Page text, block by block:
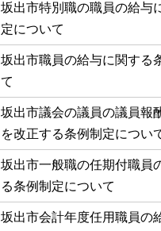
坂出市特別職の職員の給与
定について
坂出市職員の給与に関する
て
坂出市議会の議員の議員報
を改正する条例制定につい
坂出市一般職の任期付職員
る条例制定について
坂出市会計年度任用職員の